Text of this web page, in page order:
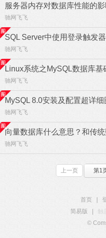
服务器内存对数据库性能的
驰网飞飞
SQL Server中使用登录触发
驰网飞飞
Linux系统之MySQL数据库基
驰网飞飞
MySQL 8.0安装及配置超详
驰网飞飞
向量数据库什么意思？和传
驰网飞飞
上一页 第1
首页
简易版
©